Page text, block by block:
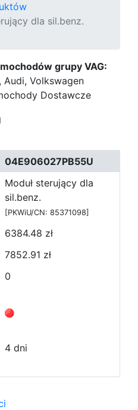
dla sil.benz.
grupy VAG:
Audi, Volkswagen
Dostawcze
04E906027PB55U
Moduł sterujący dla
sil.benz.
[PKWiU/CN: 85371098]
6384.48 zł
7852.91 zł
0
4 dni